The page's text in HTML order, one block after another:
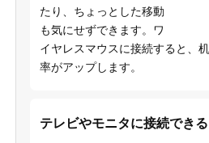
たり、ちょっとした移動
も気にせずできます。ワ
イヤレスマウスに接続すると、
率がアップします。
テレビやモニタに接続できる